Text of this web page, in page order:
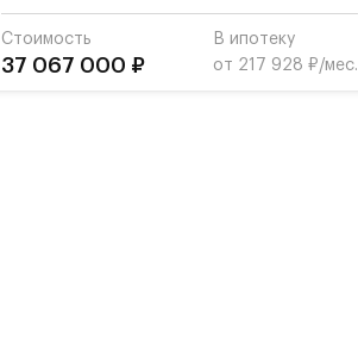
Стоимость
37 067 000 ₽
В ипотеку
от 217 928 ₽/мес.